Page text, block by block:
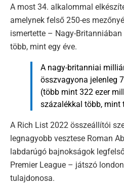
A most 34. alkalommal
amelynek felső 250-es
ismertette – Nagy-
több, mint egy éve.
A nagy-britanniai
összvagyona jelenleg
(több mint 322 ezer
százalékkal több, mint
A Rich List 2022 összeállítói
legnagyobb vesztese Roman
labdarúgó bajnokságok
Premier League – játszó
tulajdonosa.